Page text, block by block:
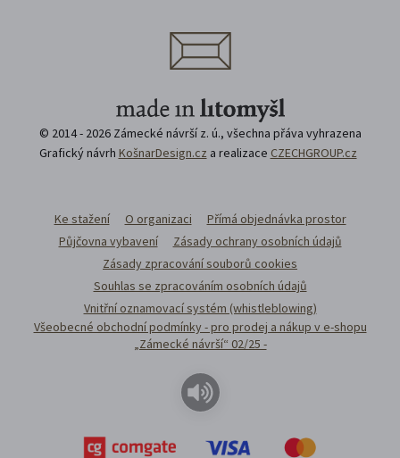
© 2014 - 2026 Zámecké návrší z. ú., všechna přáva vyhrazena
Grafický návrh KošnarDesign.cz a realizace CZECHGROUP.cz
Ke stažení O organizaci
Přímá objednávka prostor
Půjčovna vybavení
Zásady ochrany osobních údajů
Zásady zpracování souborů cookies
Souhlas se zpracováním osobních údajů
Vnitřní oznamovací systém (whistleblowing)
Všeobecné obchodní podmínky - pro prodej a nákup v e-shopu
„Zámecké návrší“ 02/25 -